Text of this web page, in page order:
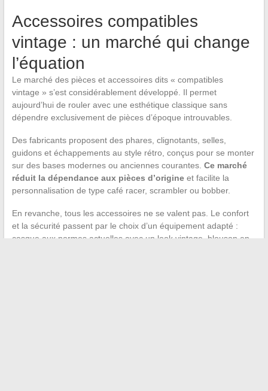
Accessoires compatibles
vintage : un marché qui change
l’équation
Le marché des pièces et accessoires dits « compatibles
vintage » s’est considérablement développé. Il permet
aujourd’hui de rouler avec une esthétique classique sans
dépendre exclusivement de pièces d’époque introuvables.
Des fabricants proposent des phares, clignotants, selles,
guidons et échappements au style rétro, conçus pour se monter
sur des bases modernes ou anciennes courantes. Ce marché
réduit la dépendance aux pièces d’origineet facilite la
personnalisation de type café racer, scrambler ou bobber.
En revanche, tous les accessoires ne se valent pas. Le confort
et la sécurité passent par le choix d’un équipement adapté :
casque aux normes actuelles avec un look vintage, blouson en